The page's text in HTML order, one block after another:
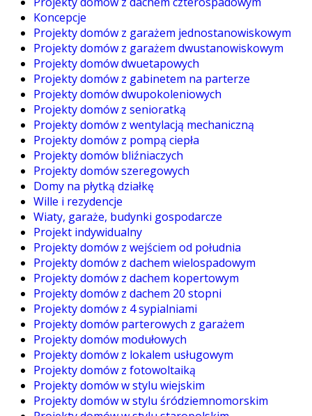
Koncepcje
Projekty domów z garażem jednostanowiskowym
Projekty domów z garażem dwustanowiskowym
Projekty domów dwuetapowych
Projekty domów z gabinetem na parterze
Projekty domów dwupokoleniowych
Projekty domów z senioratką
Projekty domów z wentylacją mechaniczną
Projekty domów z pompą ciepła
Projekty domów bliźniaczych
Projekty domów szeregowych
Domy na płytką działkę
Wille i rezydencje
Wiaty, garaże, budynki gospodarcze
Projekt indywidualny
Projekty domów z wejściem od południa
Projekty domów z dachem wielospadowym
Projekty domów z dachem kopertowym
Projekty domów z dachem 20 stopni
Projekty domów z 4 sypialniami
Projekty domów parterowych z garażem
Projekty domów modułowych
Projekty domów z lokalem usługowym
Projekty domów z fotowoltaiką
Projekty domów w stylu wiejskim
Projekty domów w stylu śródziemnomorskim